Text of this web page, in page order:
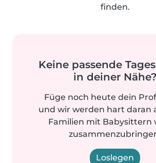
finden.
Keine passende
in deiner Nähe?
Füge noch heute dein
und wir werden hart daran
Familien mit Babysittern
Loslegen